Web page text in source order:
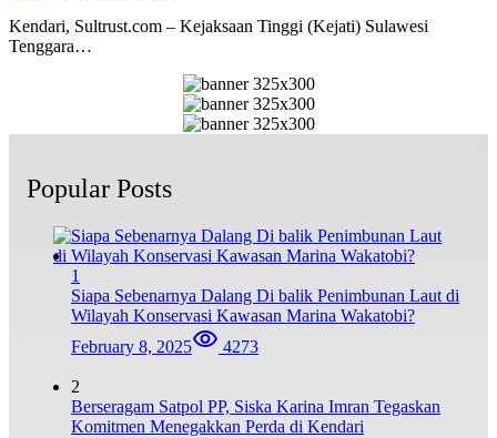
Kendari, Sultrust.com – Kejaksaan Tinggi (Kejati) Sulawesi
Tenggara…
Popular Posts
1
Siapa Sebenarnya Dalang Di balik Penimbunan Laut di
Wilayah Konservasi Kawasan Marina Wakatobi?
February 8, 2025
4273
2
Berseragam Satpol PP, Siska Karina Imran Tegaskan
Komitmen Menegakkan Perda di Kendari